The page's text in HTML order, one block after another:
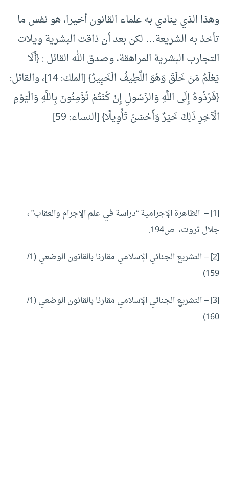
وهذا الذي ينادي به علماء القانون أخيرا، هو نفس ما
تأخذ به الشريعة… لكن بعد أن ذاقت البشرية ويلات
التجارب البشرية المراهقة، وصدق الله القائل : {أَلَا
يَعْلَمُ مَنْ خَلَقَ وَهُوَ اللَّطِيفُ الْخَبِيرُ} [الملك: 14]، والقائل:
{فَرُدُّوهُ إِلَى اللَّهِ وَالرَّسُولِ إِنْ كُنْتُمْ تُؤْمِنُونَ بِاللَّهِ وَالْيَوْمِ
الْآخِرِ ذَلِكَ خَيْرٌ وَأَحْسَنُ تَأْوِيلًا} [النساء: 59]
[1] –
الظاهرة الإجرامية “دراسة في علم الإجرام والعقاب” ،
جلال ثروت، ص194.
[2]
– التشريع الجنائي الإسلامي مقارنا بالقانون الوضعي (1/
159)
[3]
– التشريع الجنائي الإسلامي مقارنا بالقانون الوضعي (1/
160)